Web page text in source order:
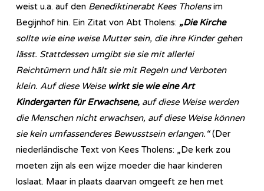
weist u.a. auf den Benediktinerabt Kees Tholensim
Begijnhof hin. Ein Zitat von Abt Tholens: „Die Kirche
sollte wie eine weise Mutter sein, die ihre Kinder gehen
lässt. Stattdessen umgibt sie sie mit allerlei
Reichtümern und hält sie mit Regeln und Verboten
klein. Auf diese Weise wirkt sie wie eine Art
Kindergarten für Erwachsene, auf diese Weise werden
die Menschen nicht erwachsen, auf diese Weise können
sie kein umfassenderes Bewusstsein erlangen.“(Der
niederländische Text von Kees Tholens: „De kerk zou
moeten zijn als een wijze moeder die haar kinderen
loslaat. Maar in plaats daarvan omgeeft ze hen met